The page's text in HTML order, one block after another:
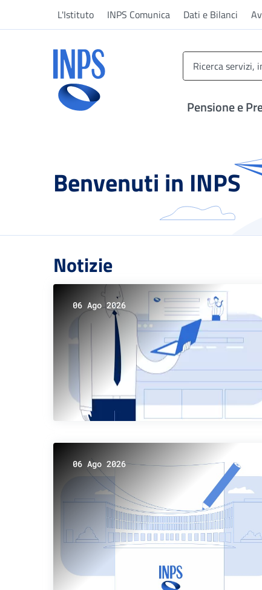
L'Istituto INPS Comunica Dati e Bilanci
Pensione e
Benvenuti in INPS
Notizie
06 Ago 2026
06 Ago 2026